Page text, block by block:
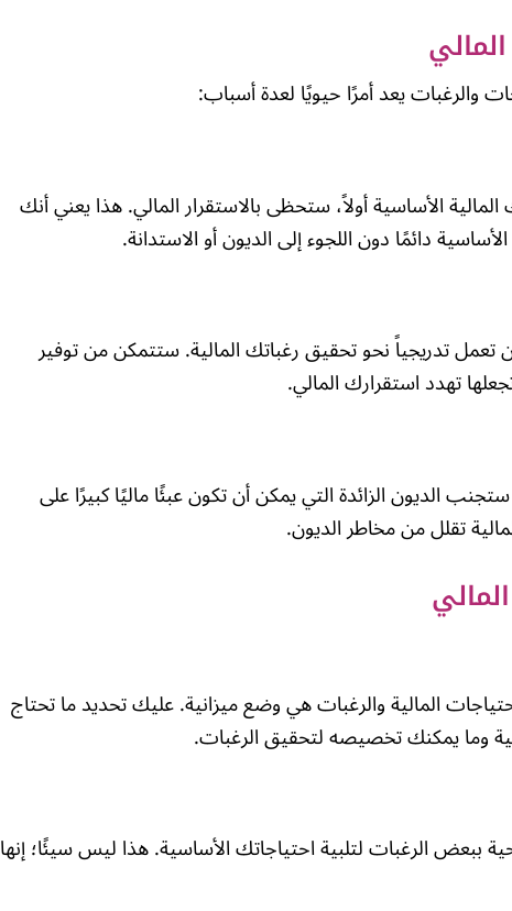
والرغبات يعد أمرًا حيويًا لعدة أسباب:
المالية الأساسية أولاً، ستحظى بالاستقرار المالي. هذا يعني أنك
دائمًا دون اللجوء إلى الديون أو الاستدانة.
تدريجياً نحو تحقيق رغباتك المالية. ستتمكن من توفير
تهدد استقرارك المالي.
الديون الزائدة التي يمكن أن تكون عبئًا ماليًا كبيرًا على
تقلل من مخاطر الديون.
المالية والرغبات هي وضع ميزانية. عليك تحديد ما تحتاج
وما يمكنك تخصيصه لتحقيق الرغبات.
ببعض الرغبات لتلبية احتياجاتك الأساسية. هذا ليس سيئًا؛ إنها